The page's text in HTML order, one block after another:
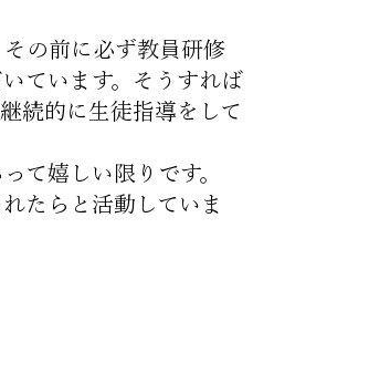
の前に必ず教員研修
ています。そうすれば
続的に生徒指導をして
て嬉しい限りです。
たらと活動していま